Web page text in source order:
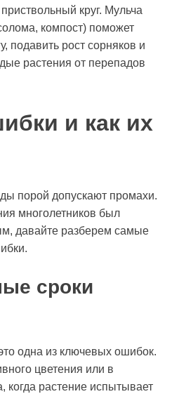
круг. Мульча
компост) поможет
подавить рост сорняков и
растения от перепадов
и как их
порой допускают промахи.
многолетников был
давайте разберем самые
сроки
одна из ключевых ошибок.
цветения или в
когда растение испытывает